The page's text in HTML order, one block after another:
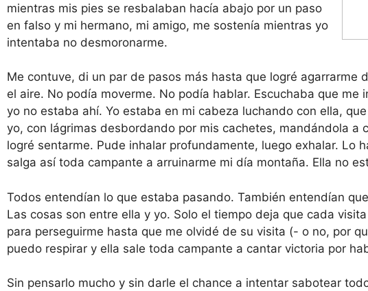
mientras mis pies se resbalaban hacía abajo por un paso
en falso y mi hermano, mi amigo, me sostenía mientras yo
intentaba no desmoronarme.
Me contuve, di un par de pasos más hasta que logré
el aire. No podía moverme. No podía hablar. Escuchaba que
yo no estaba ahí. Yo estaba en mi cabeza luchando con ella,
yo, con lágrimas desbordando por mis cachetes, mandándola a
logré sentarme. Pude inhalar profundamente, luego exhalar. Lo
salga así toda campante a arruinarme mi día montaña. Ella no
Todos entendían lo que estaba pasando. También entendían
Las cosas son entre ella y yo. Solo el tiempo deja que cada
para perseguirme hasta que me olvidé de su visita (- o no, por
puedo respirar y ella sale toda campante a cantar victoria por
Sin pensarlo mucho y sin darle el chance a intentar sabotear